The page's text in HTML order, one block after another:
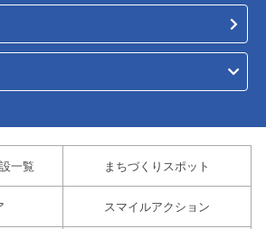
一覧 まちづくりスポット
スマイルアクション